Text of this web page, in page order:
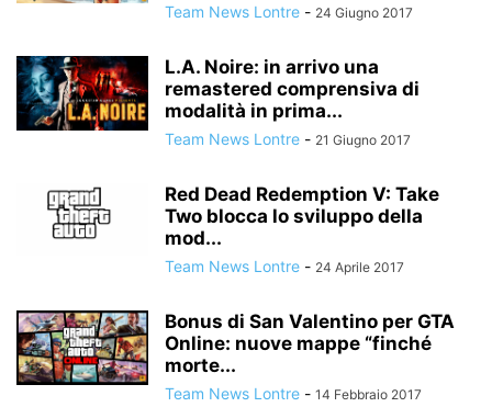
Team News Lontre - 24 Giugno 2017
L.A. Noire: in arrivo una
remastered comprensiva di
modalità in prima...
Team News Lontre - 21 Giugno 2017
Red Dead Redemption V: Take
Two blocca lo sviluppo della
mod...
Team News Lontre - 24 Aprile 2017
Bonus di San Valentino per GTA
Online: nuove mappe “finché
morte...
Team News Lontre - 14 Febbraio 2017